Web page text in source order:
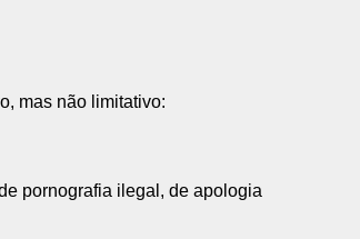
mas não limitativo:
pornografia ilegal, de apologia